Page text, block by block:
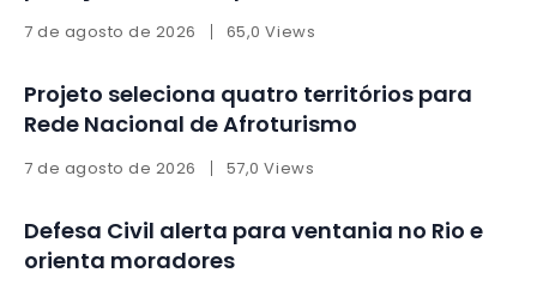
7 de agosto de 2026 65,0 Views
Projeto seleciona quatro territórios para
Rede Nacional de Afroturismo
7 de agosto de 2026 57,0 Views
Defesa Civil alerta para ventania no Rio e
orienta moradores